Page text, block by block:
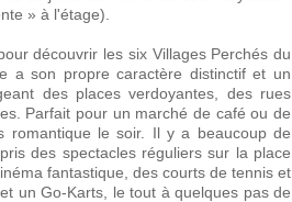
» à l'étage).
découvrir les six Villages Perchés du
a son propre caractère distinctif et un
des places verdoyantes, des rues
Parfait pour un marché de café ou de
romantique le soir. Il y a beaucoup de
des spectacles réguliers sur la place
fantastique, des courts de tennis et
un Go-Karts, le tout à quelques pas de